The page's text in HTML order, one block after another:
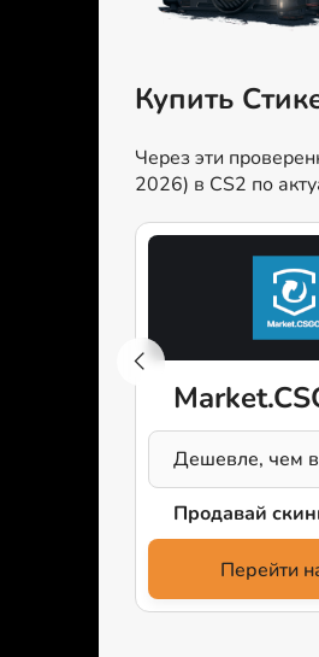
Купить
Через эти
2026) в CS2 по
Дешевле, чем
Продавай
Перейти